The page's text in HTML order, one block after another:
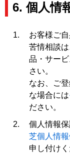
6. 個人情
お客様ご
苦情相談
品・サー
さい。
なお、ご
な場合には
ださい。
個人情報
芝個人情
申し付けく